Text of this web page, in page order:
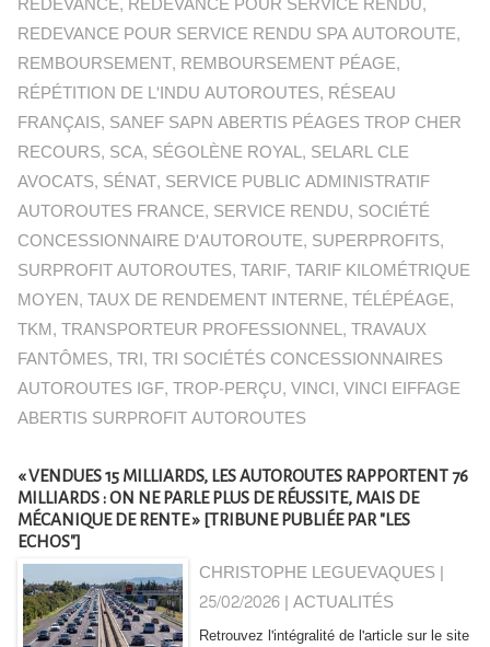
REDEVANCE POUR SERVICE RENDU SPA AUTOROUTE,
REMBOURSEMENT, REMBOURSEMENT PÉAGE,
RÉPÉTITION DE L'INDU AUTOROUTES, RÉSEAU
FRANÇAIS, SANEF SAPN ABERTIS PÉAGES TROP CHER
RECOURS, SCA, SÉGOLÈNE ROYAL, SELARL CLE
AVOCATS, SÉNAT, SERVICE PUBLIC ADMINISTRATIF
AUTOROUTES FRANCE, SERVICE RENDU, SOCIÉTÉ
CONCESSIONNAIRE D'AUTOROUTE, SUPERPROFITS,
SURPROFIT AUTOROUTES,TARIF,TARIF KILOMÉTRIQUE
MOYEN,TAUX DE RENDEMENT INTERNE,TÉLÉPÉAGE,
TKM,TRANSPORTEUR PROFESSIONNEL,TRAVAUX
FANTÔMES,TRI,TRI SOCIÉTÉS CONCESSIONNAIRES
AUTOROUTES IGF,TROP-PERÇU,VINCI,VINCI EIFFAGE
ABERTIS SURPROFIT AUTOROUTES
« VENDUES 15 MILLIARDS, LES AUTOROUTES RAPPORTENT 76
MILLIARDS : ON NE PARLE PLUS DE RÉUSSITE, MAIS DE
MÉCANIQUE DE RENTE » [TRIBUNE PUBLIÉE PAR "LES
ECHOS"]
CHRISTOPHE LEGUEVAQUES |
25/02/2026|ACTUALITÉS
Retrouvez l'intégralité de l'article sur le site